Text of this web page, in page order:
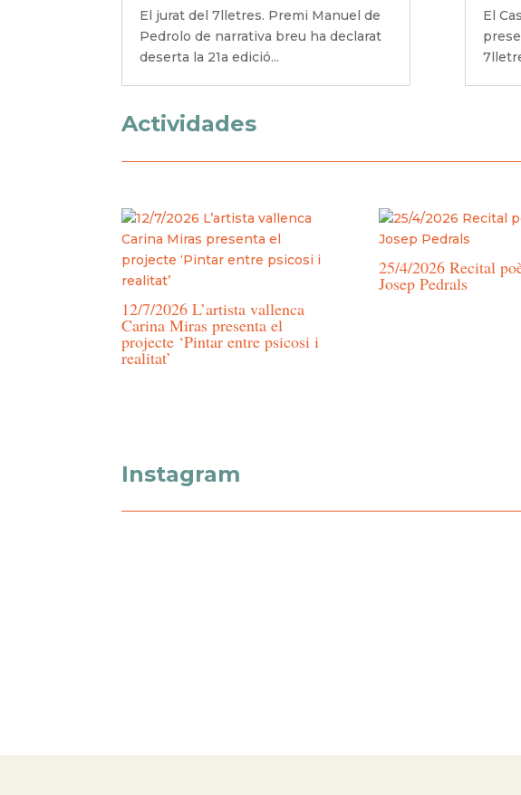
El jurat del 7lletres. Premi Manuel de
Pedrolo de narrativa breu ha declarat
deserta la 21a edició...
El
Actividades
12/7/2026 L’artista vallenca
Carina Miras presenta el
projecte ‘Pintar entre psicosi i
realitat’
25/4/2026 Recital
Josep Pedrals
Instagram